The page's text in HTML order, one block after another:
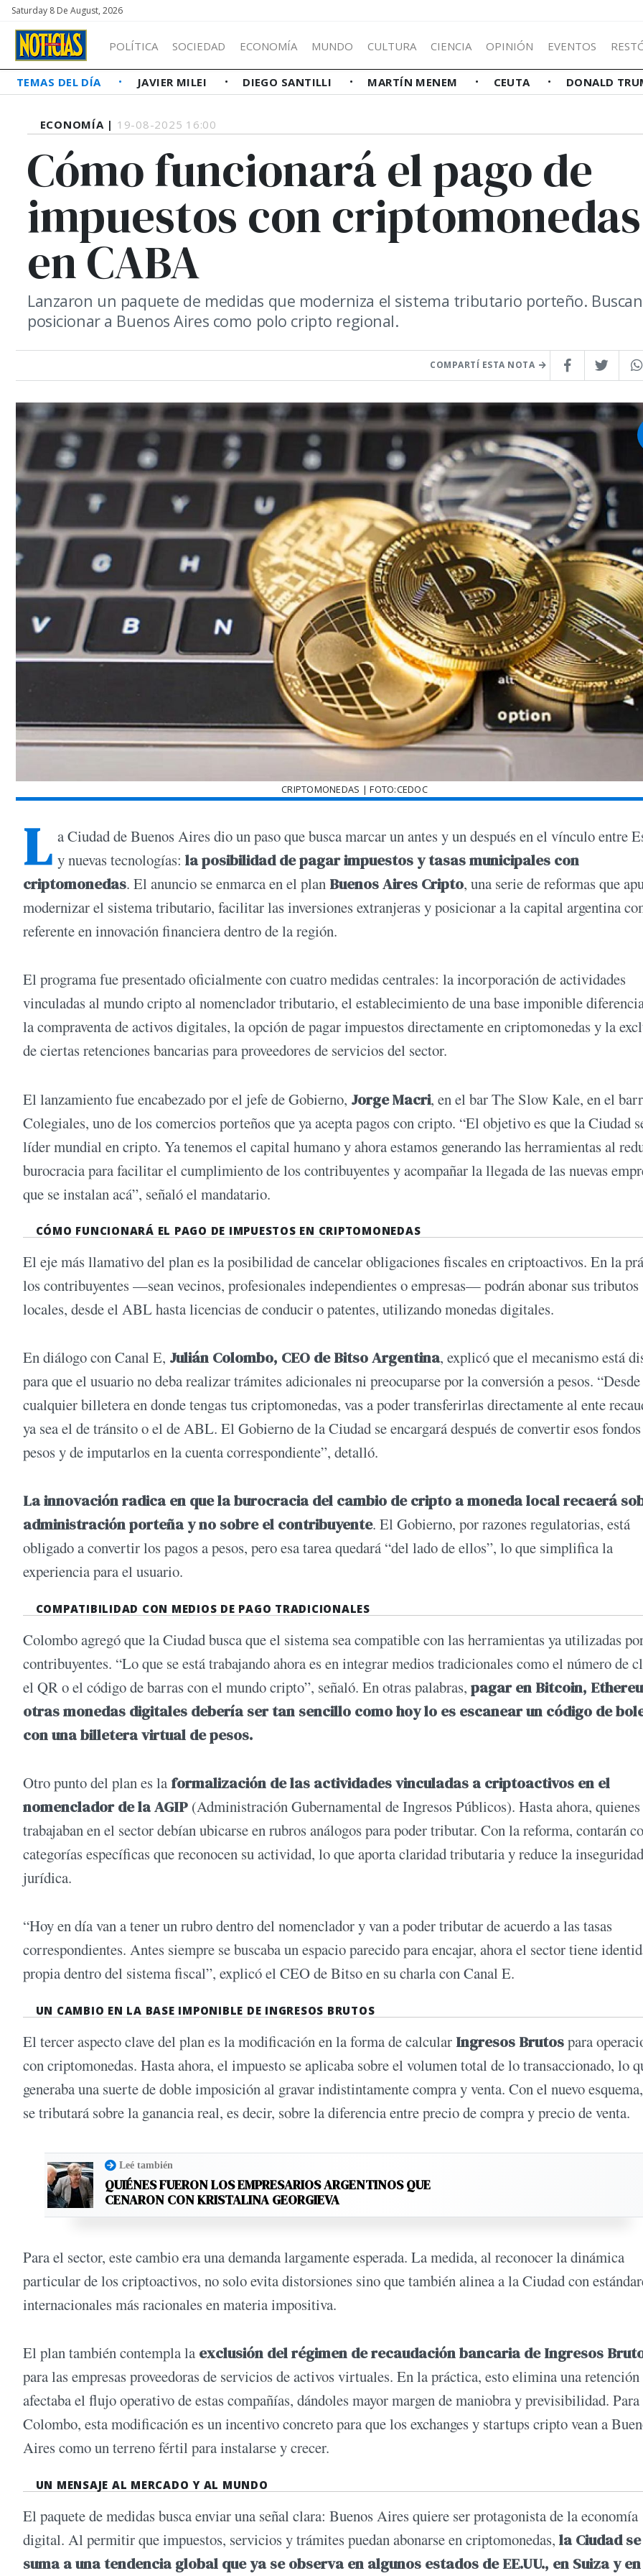
Saturday 8 De August, 2026
POLÍTICA SOCIEDAD ECONOMÍA MUNDO CULTURA CIENCIA OPINIÓN EVENTOS
TEMAS DEL DÍA JAVIER MILEI DIEGO SANTILLI MARTÍN MENEM CEUTA DONALD
ECONOMÍA | 19-08-2025 16:00
Cómo funcionará el pago de
impuestos con criptomonedas
en CABA
Lanzaron un paquete de medidas que moderniza el sistema tributario porteño. Buscan
posicionar a Buenos Aires como polo cripto regional.
COMPARTÍ ESTA NOTA
CRIPTOMONEDAS | FOTO:CEDOC
L a Ciudad de Buenos Aires dio un paso que busca marcar un antes y un después en el vínculo entre
y nuevas tecnologías: la posibilidad de pagar impuestos y tasas municipales con
criptomonedas. El anuncio se enmarca en el plan Buenos Aires Cripto, una serie de reformas que
modernizar el sistema tributario, facilitar las inversiones extranjeras y posicionar a la capital argentina
referente en innovación financiera dentro de la región.
El programa fue presentado oficialmente con cuatro medidas centrales: la incorporación de actividades
vinculadas al mundo cripto al nomenclador tributario, el establecimiento de una base imponible
la compraventa de activos digitales, la opción de pagar impuestos directamente en criptomonedas y la
de ciertas retenciones bancarias para proveedores de servicios del sector.
El lanzamiento fue encabezado por el jefe de Gobierno, Jorge Macri, en el bar The Slow Kale, en el
Colegiales, uno de los comercios porteños que ya acepta pagos con cripto. “El objetivo es que la Ciudad
líder mundial en cripto. Ya tenemos el capital humano y ahora estamos generando las herramientas al
burocracia para facilitar el cumplimiento de los contribuyentes y acompañar la llegada de las nuevas
que se instalan acá”, señaló el mandatario.
CÓMO FUNCIONARÁ EL PAGO DE IMPUESTOS EN CRIPTOMONEDAS
El eje más llamativo del plan es la posibilidad de cancelar obligaciones fiscales en criptoactivos. En la
los contribuyentes —sean vecinos, profesionales independientes o empresas— podrán abonar sus tributos
locales, desde el ABL hasta licencias de conducir o patentes, utilizando monedas digitales.
En diálogo con Canal E, Julián Colombo, CEO de Bitso Argentina, explicó que el mecanismo está
para que el usuario no deba realizar trámites adicionales ni preocuparse por la conversión a pesos. “Desde
cualquier billetera en donde tengas tus criptomonedas, vas a poder transferirlas directamente al ente
ya sea el de tránsito o el de ABL. El Gobierno de la Ciudad se encargará después de convertir esos
pesos y de imputarlos en la cuenta correspondiente”, detalló.
La innovación radica en que la burocracia del cambio de cripto a moneda local recaerá
administración porteña y no sobre el contribuyente. El Gobierno, por razones regulatorias, está
obligado a convertir los pagos a pesos, pero esa tarea quedará “del lado de ellos”, lo que simplifica la
experiencia para el usuario.
COMPATIBILIDAD CON MEDIOS DE PAGO TRADICIONALES
Colombo agregó que la Ciudad busca que el sistema sea compatible con las herramientas ya utilizadas
contribuyentes. “Lo que se está trabajando ahora es en integrar medios tradicionales como el número de
el QR o el código de barras con el mundo cripto”, señaló. En otras palabras, pagar en Bitcoin,
otras monedas digitales debería ser tan sencillo como hoy lo es escanear un código de
con una billetera virtual de pesos.
Otro punto del plan es la formalización de las actividades vinculadas a criptoactivos en el
nomenclador de la AGIP (Administración Gubernamental de Ingresos Públicos). Hasta ahora, quienes
trabajaban en el sector debían ubicarse en rubros análogos para poder tributar. Con la reforma, contarán
categorías específicas que reconocen su actividad, lo que aporta claridad tributaria y reduce la inseguridad
jurídica.
“Hoy en día van a tener un rubro dentro del nomenclador y van a poder tributar de acuerdo a las tasas
correspondientes. Antes siempre se buscaba un espacio parecido para encajar, ahora el sector tiene
propia dentro del sistema fiscal”, explicó el CEO de Bitso en su charla con Canal E.
UN CAMBIO EN LA BASE IMPONIBLE DE INGRESOS BRUTOS
El tercer aspecto clave del plan es la modificación en la forma de calcular Ingresos Brutospara
con criptomonedas. Hasta ahora, el impuesto se aplicaba sobre el volumen total de lo transaccionado, lo
generaba una suerte de doble imposición al gravar indistintamente compra y venta. Con el nuevo
se tributará sobre la ganancia real, es decir, sobre la diferencia entre precio de compra y precio de venta.
Leé también
QUIÉNES FUERON LOS EMPRESARIOS ARGENTINOS QUE
CENARON CON KRISTALINA GEORGIEVA
Para el sector, este cambio era una demanda largamente esperada. La medida, al reconocer la dinámica
particular de los criptoactivos, no solo evita distorsiones sino que también alinea a la Ciudad con
internacionales más racionales en materia impositiva.
El plan también contempla la exclusión del régimen de recaudación bancaria de Ingresos
para las empresas proveedoras de servicios de activos virtuales. En la práctica, esto elimina una retención
afectaba el flujo operativo de estas compañías, dándoles mayor margen de maniobra y previsibilidad. Para
Colombo, esta modificación es un incentivo concreto para que los exchanges y startups cripto vean a
Aires como un terreno fértil para instalarse y crecer.
UN MENSAJE AL MERCADO Y AL MUNDO
El paquete de medidas busca enviar una señal clara: Buenos Aires quiere ser protagonista de la economía
digital. Al permitir que impuestos, servicios y trámites puedan abonarse en criptomonedas, la Ciudad se
suma a una tendencia global que ya se observa en algunos estados de EE.UU., en Suiza y en